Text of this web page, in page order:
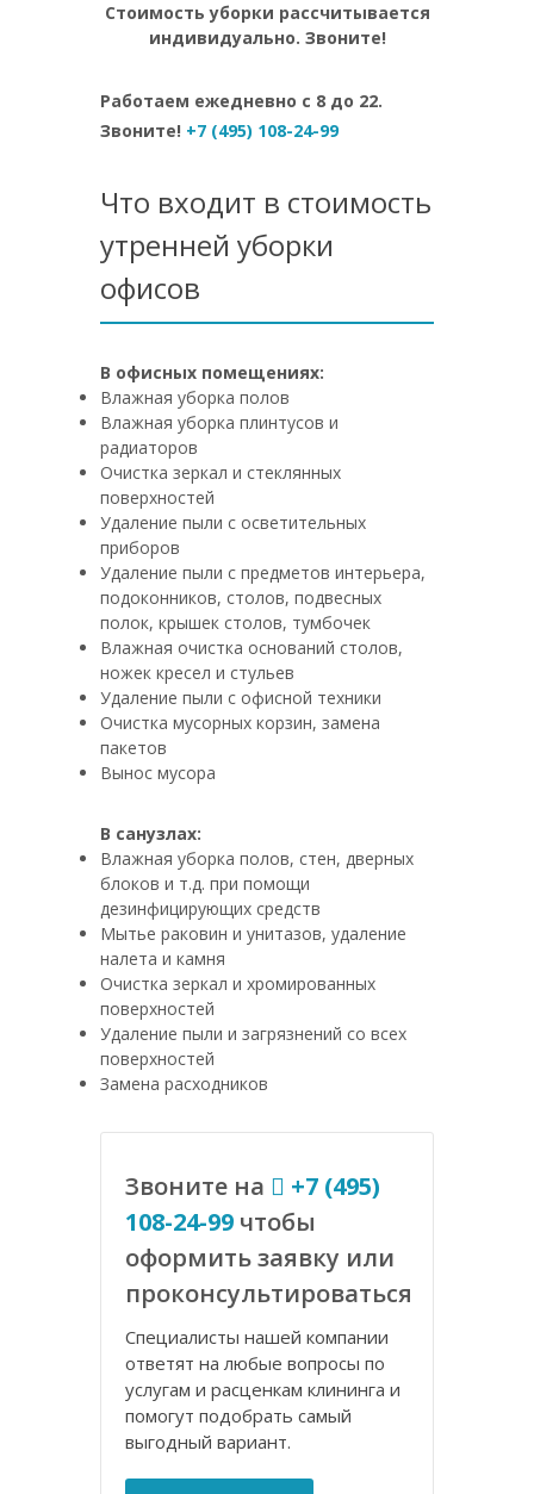
Стоимость уборки рассчитывается
индивидуально. Звоните!
Работаем ежедневно с 8 до 22.
Звоните! +7 (495) 108-24-99
Что входит в стоимость
утренней уборки
офисов
В офисных помещениях:
Влажная уборка полов
Влажная уборка плинтусов и
радиаторов
Очистка зеркал и стеклянных
поверхностей
Удаление пыли с осветительных
приборов
Удаление пыли с предметов интерьера,
подоконников, столов, подвесных
полок, крышек столов, тумбочек
Влажная очистка оснований столов,
ножек кресел и стульев
Удаление пыли с офисной техники
Очистка мусорных корзин, замена
пакетов
Вынос мусора
В санузлах:
Влажная уборка полов, стен, дверных
блоков и т.д. при помощи
дезинфицирующих средств
Мытье раковин и унитазов, удаление
налета и камня
Очистка зеркал и хромированных
поверхностей
Удаление пыли и загрязнений со всех
поверхностей
Замена расходников
Звоните на
+7 (495)
108-24-99 чтобы
оформить заявку или
проконсультироваться
Специалисты нашей компании
ответят на любые вопросы по
услугам и расценкам клининга и
помогут подобрать самый
выгодный вариант.